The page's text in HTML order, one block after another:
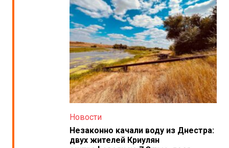
Новости
Незаконно качали воду из Днестра:
двух жителей Криулян